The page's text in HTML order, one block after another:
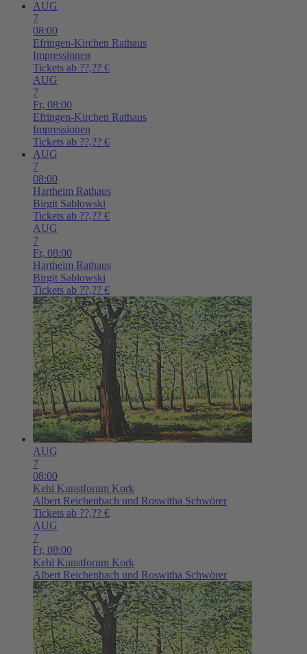
AUG
7
08:00
Efringen-Kirchen Rathaus
Impressionen
Tickets ab ??,?? €
AUG
7
Fr, 08:00
Efringen-Kirchen Rathaus
Impressionen
Tickets ab ??,?? €
AUG
7
08:00
Hartheim Rathaus
Birgit Sablowski
Tickets ab ??,?? €
AUG
7
Fr, 08:00
Hartheim Rathaus
Birgit Sablowski
Tickets ab ??,?? €
AUG
7
08:00
Kehl Kunstforum Kork
Albert Reichenbach und Roswitha Schwörer
Tickets ab ??,?? €
AUG
7
Fr, 08:00
Kehl Kunstforum Kork
Albert Reichenbach und Roswitha Schwörer